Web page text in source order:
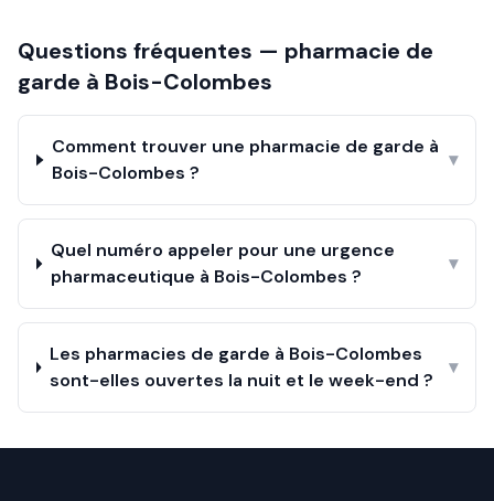
Questions fréquentes — pharmacie de
garde à Bois-Colombes
Comment trouver une pharmacie de garde à
Bois-Colombes ?
▾
Quel numéro appeler pour une urgence
pharmaceutique à Bois-Colombes ?
▾
Les pharmacies de garde à Bois-Colombes
sont-elles ouvertes la nuit et le week-end ?
▾